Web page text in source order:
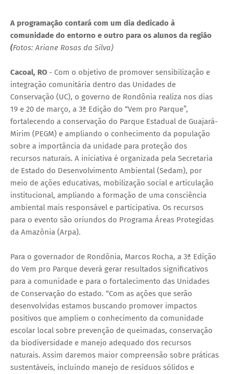
A programação contará com um dia dedicado à
comunidade do entorno e outro para os alunos da região
(Fotos: Ariane Rosas da Silva)
Cacoal, RO - Com o objetivo de promover sensibilização e
integração comunitária dentro das Unidades de
Conservação (UC), o governo de Rondônia realiza nos dias
19 e 20 de março, a 3ª Edição do “Vem pro Parque”,
fortalecendo a conservação do Parque Estadual de Guajará-
Mirim (PEGM) e ampliando o conhecimento da população
sobre a importância da unidade para proteção dos
recursos naturais. A iniciativa é organizada pela Secretaria
de Estado do Desenvolvimento Ambiental (Sedam), por
meio de ações educativas, mobilização social e articulação
institucional, ampliando a formação de uma consciência
ambiental mais responsável e participativa. Os recursos
para o evento são oriundos do Programa Áreas Protegidas
da Amazônia (Arpa).
Para o governador de Rondônia, Marcos Rocha, a 3ª Edição
do Vem pro Parque deverá gerar resultados significativos
para a comunidade e para o fortalecimento das Unidades
de Conservação do estado. “Com as ações que serão
desenvolvidas estamos buscando promover impactos
positivos que ampliem o conhecimento da comunidade
escolar local sobre prevenção de queimadas, conservação
da biodiversidade e manejo adequado dos recursos
naturais. Assim daremos maior compreensão sobre práticas
sustentáveis, incluindo manejo de resíduos sólidos e